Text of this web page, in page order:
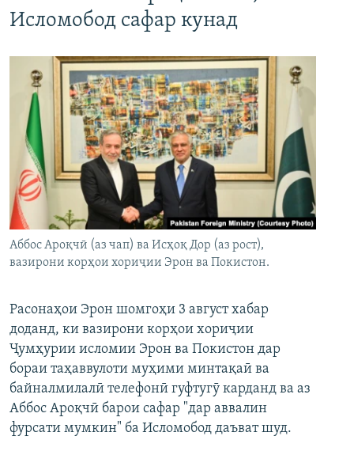
Исломобод сафар кунад
Аббос Ароқчӣ (аз чап) ва Исҳоқ Дор (аз рост),
вазирони корҳои хориҷии Эрон ва Покистон.
Расонаҳои Эрон шомгоҳи 3 август хабар
доданд, ки вазирони корҳои хориҷии
Ҷумҳурии исломии Эрон ва Покистон дар
бораи таҳаввулоти муҳими минтақаӣ ва
байналмилалӣ телефонӣ гуфтугӯ карданд ва аз
Аббос Ароқчӣ барои сафар "дар аввалин
фурсати мумкин" ба Исломобод даъват шуд.